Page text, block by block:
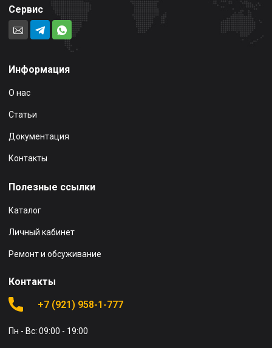
Сервис
Информация
О нас
Статьи
Документация
Контакты
Полезные ссылки
Каталог
Личный кабинет
Ремонт и обсуживание
Контакты
+7 (921) 958-1-777
Пн - Вс: 09:00 - 19:00